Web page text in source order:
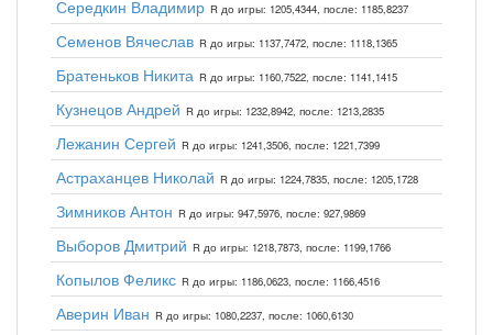
Середкин Владимир R до игры: 1205,4344, после: 1185,8237
Семенов Вячеслав R до игры: 1137,7472, после: 1118,1365
Братеньков Никита R до игры: 1160,7522, после: 1141,1415
Кузнецов Андрей R до игры: 1232,8942, после: 1213,2835
Лежанин Сергей R до игры: 1241,3506, после: 1221,7399
Астраханцев Николай R до игры: 1224,7835, после: 1205,1728
Зимников Антон R до игры: 947,5976, после: 927,9869
Выборов Дмитрий R до игры: 1218,7873, после: 1199,1766
Копылов Феликс R до игры: 1186,0623, после: 1166,4516
Аверин Иван R до игры: 1080,2237, после: 1060,6130